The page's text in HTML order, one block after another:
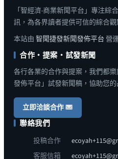
「智經濟-商業新聞平台」專注綜
訊，為各界讀者提供可信的綜合觀
本站由 智聞捷發新聞發佈平台 營
合作・提案・試發新聞
各行各業的合作與提案，我們都
發佈平台」試發新聞稿，協助您
立即洽談合作
聯絡我們
投稿合作
客服信箱